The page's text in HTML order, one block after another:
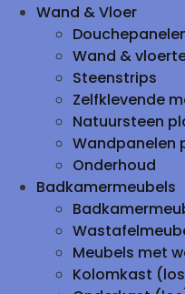
Wand & Vloer
Wand &
Steenstrips
Zelfklevende
Natuursteen
Wandpanelen
Onderhoud
Badkamermeubels
Meubels met
Kolomkast